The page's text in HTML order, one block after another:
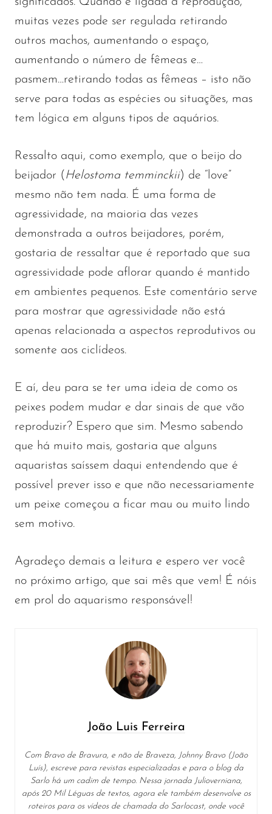
muitas vezes pode ser regulada retirando
outros machos, aumentando o espaço,
aumentando o número de fêmeas e…
pasmem…retirando todas as fêmeas – isto não
serve para todas as espécies ou situações, mas
tem lógica em alguns tipos de aquários.
Ressalto aqui, como exemplo, que o beijo do
beijador ( Helostoma temminckii) de “love”
mesmo não tem nada. É uma forma de
agressividade, na maioria das vezes
demonstrada a outros beijadores, porém,
gostaria de ressaltar que é reportado que sua
agressividade pode aflorar quando é mantido
em ambientes pequenos. Este comentário serve
para mostrar que agressividade não está
apenas relacionada a aspectos reprodutivos ou
somente aos ciclídeos.
E aí, deu para se ter uma ideia de como os
peixes podem mudar e dar sinais de que vão
reproduzir? Espero que sim. Mesmo sabendo
que há muito mais, gostaria que alguns
aquaristas saíssem daqui entendendo que é
possível prever isso e que não necessariamente
um peixe começou a ficar mau ou muito lindo
sem motivo.
Agradeço demais a leitura e espero ver você
no próximo artigo, que sai mês que vem! É nóis
em prol do aquarismo responsável!
João Luis Ferreira
Com Bravo de Bravura, e não de Braveza, Johnny Bravo (João
Luís), escreve para revistas especializadas e para o blog da
Sarlo há um cadim de tempo. Nessa jornada Julioverniana,
após 20 Mil Léguas de textos, agora ele também desenvolve os
roteiros para os vídeos de chamada do Sarlocast, onde você